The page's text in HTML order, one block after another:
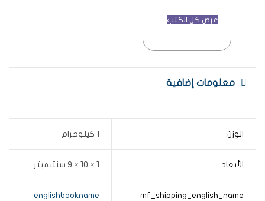
عرض كل الكتب
معلومات إضافية
الوزن 1 كيلوجرام
الأبعاد 1 × 10 × 9 سنتيميتر
mf_shipping_english_name
englishbookname